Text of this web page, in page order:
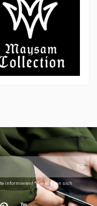
informieren! *Sie können sich